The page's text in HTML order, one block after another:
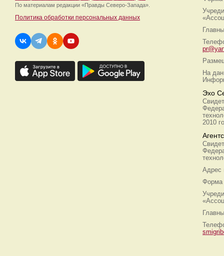
По материалам редакции «Правды Северо-Запада».
Политика обработки персональных данных
На
Эхо
2010
Адрес
Форма